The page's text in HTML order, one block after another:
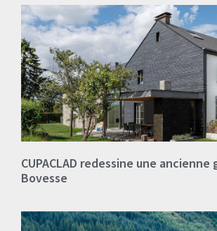
CUPACLAD redessine une ancienne
Bovesse